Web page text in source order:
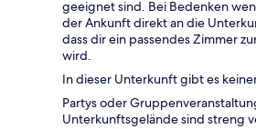
geeignet sind. Bei Bedenken
der Ankunft direkt an die
dass dir ein passendes Zimmer
wird.
In dieser Unterkunft gibt es
Partys oder
Unterkunftsgelände sind streng